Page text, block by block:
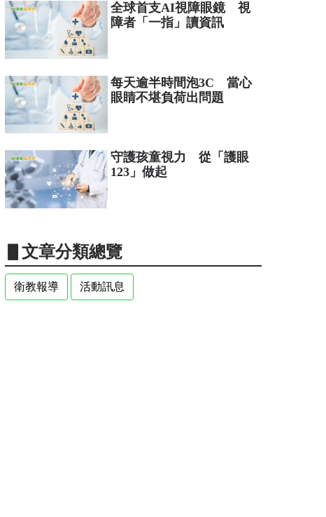
全球首支AI視障眼鏡 視
障者「一指」讀資訊
每天逾半時間泡3C 當心
眼睛不堪負荷出問題
守護孩童視力 從「護眼
123」做起
▋文章分類總覽
衛教報導 活動訊息